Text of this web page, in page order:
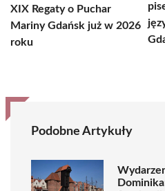
XIX Regaty o Puchar
Mariny Gdańsk już w 2026
roku
Podobne Artykuły